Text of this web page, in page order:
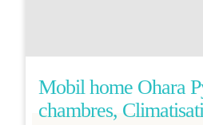
Mobil home Ohara
chambres,